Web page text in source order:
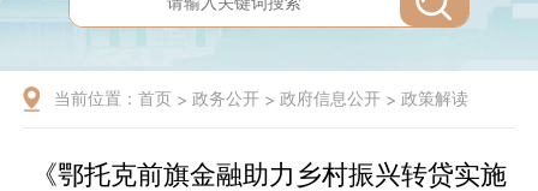
当前位置：首页 >政务公开 >政府信息公开 >政策解读
《鄂托克前旗金融助力乡村振兴转贷实施